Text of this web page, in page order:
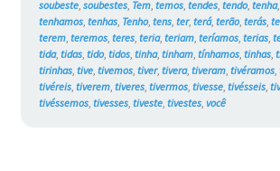
soubeste, soubestes, Tem, temos, tendes, tendo, tenha,
tenhamos, tenhas, Tenho, tens, ter, terá, terão, terás,
terem, teremos, teres, teria, teriam, teríamos, terias,
tida, tidas, tido, tidos, tinha, tinham, tínhamos, tinhas,
tirinhas, tive, tivemos, tiver, tivera, tiveram, tivéramos,
tivéreis, tiverem, tiveres, tivermos, tivesse, tivésseis,
tivéssemos, tivesses, tiveste, tivestes, você